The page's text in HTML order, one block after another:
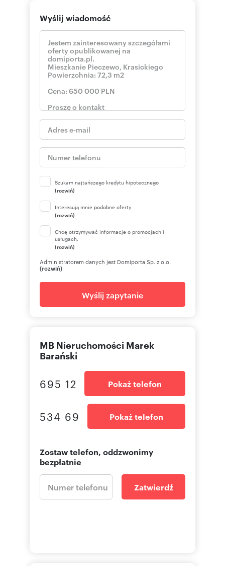
Wyślij wiadomość
Szukam najtańszego kredytu hipotecznego
(rozwiń)
Interesują mnie podobne oferty
(rozwiń)
Chcę otrzymywać informacje o promocjach i
usługach.
(rozwiń)
Administratorem danych jest Domiporta Sp. z o.o.
(rozwiń)
Wyślij zapytanie
MB Nieruchomości Marek
Barański
695 12 Pokaż telefon
534 69 Pokaż telefon
Zostaw telefon, oddzwonimy
bezpłatnie
Zatwierdź